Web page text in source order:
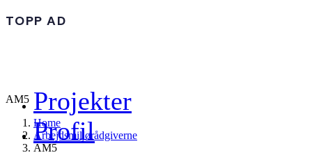
Projekter
Profil
TOPP AD
AM5
Home
Arbejdsmiljørådgiverne
AM5